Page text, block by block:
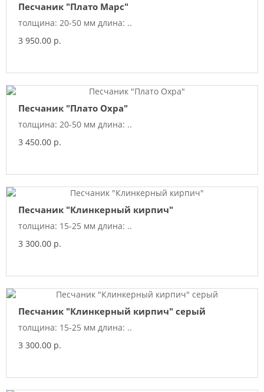
Песчаник "Плато Марс"
толщина: 20-50 мм длина: ..
3 950.00 р.
Песчаник "Плато Охра"
толщина: 20-50 мм длина: ..
3 450.00 р.
Песчаник "Клинкерный кирпич"
толщина: 15-25 мм длина: ..
3 300.00 р.
Песчаник "Клинкерный кирпич" серый
толщина: 15-25 мм длина: ..
3 300.00 р.